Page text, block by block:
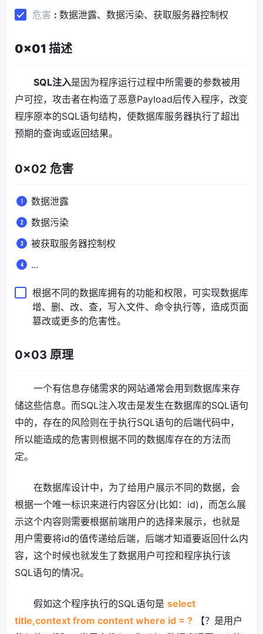
危害 : 数据泄露、数据污染、获取服务器控制权
0x01 描述
SQL注入是因为程序运行过程中所需要的参数被用
户可控，攻击者在构造了恶意Payload后传入程序，改变
程序原本的SQL语句结构，使数据库服务器执行了超出
预期的查询或返回结果。
0x02 危害
数据泄露
数据污染
被获取服务器控制权
...
根据不同的数据库拥有的功能和权限，可实现数据库
增、删、改、查，写入文件、命令执行等，造成页面
篡改或更多的危害性。
0x03 原理
一个有信息存储需求的网站通常会用到数据库来存
储这些信息。而SQL注入攻击是发生在数据库的SQL语句
中的，存在的风险则在于执行SQL语句的后端代码中，
所以能造成的危害则根据不同的数据库存在的方法而
定。
在数据库设计中，为了给用户展示不同的数据，会
根据一个唯一标识来进行内容区分(比如：id)，而怎么展
示这个内容则需要根据前端用户的选择来展示，也就是
用户需要将id的值传递给后端，后端才知道要返回什么内
容，这个时候也就发生了数据用户可控和程序执行该
SQL语句的情况。
假如这个程序执行的SQL语句是 select
title,context from content where id = ? 【？是用户